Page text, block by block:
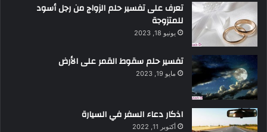
تعرف على تفسير حلم الزواج من رجل أسود
للمتزوجة
يونيو 18, 2023
تفسير حلم سقوط القمر على الأرض
مايو 19, 2023
اذكار دعاء السفر في السيارة
أكتوبر 11, 2022